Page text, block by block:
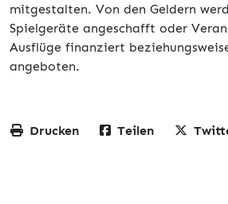
mitgestalten. Von den Geldern
Spielgeräte angeschafft oder
Ausflüge finanziert
angeboten.
Drucken Teilen